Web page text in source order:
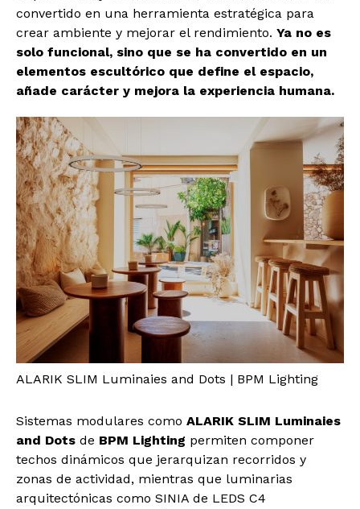
convertido en una herramienta estratégica para
crear ambiente y mejorar el rendimiento. Ya no es
solo funcional, sino que se ha convertido en un
elementos escultórico que define el espacio,
añade carácter y mejora la experiencia humana.
ALARIK SLIM Luminaies and Dots | BPM Lighting
Sistemas modulares como ALARIK SLIM Luminaies
and Dots de BPM Lighting permiten componer
techos dinámicos que jerarquizan recorridos y
zonas de actividad, mientras que luminarias
arquitectónicas como SINIA de LEDS C4